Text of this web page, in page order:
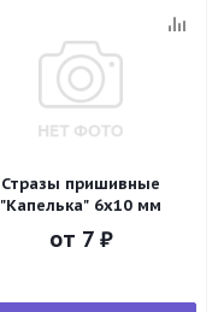
Стразы пришивные
"Капелька" 6х10 мм
от 7 ₽